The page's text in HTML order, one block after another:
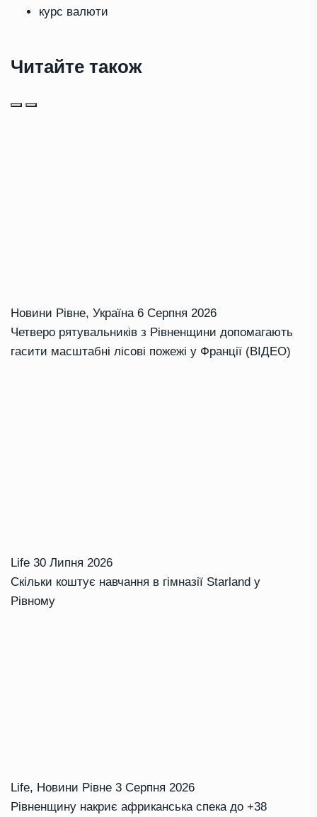
курс валюти
Читайте також
Новини Рівне, Україна 6 Серпня 2026
Четверо рятувальників з Рівненщини допомагають
гасити масштабні лісові пожежі у Франції (ВІДЕО)
Life 30 Липня 2026
Скільки коштує навчання в гімназії Starland у
Рівному
Life, Новини Рівне 3 Серпня 2026
Рівненщину накриє африканська спека до +38